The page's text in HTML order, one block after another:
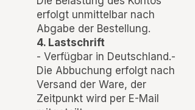
erfolgt unmittelbar nach
Abgabe der Bestellung.
4. Lastschrift
- Verfügbar in Deutschland.-
Die Abbuchung erfolgt nach
Versand der Ware, der
Zeitpunkt wird per E-Mail